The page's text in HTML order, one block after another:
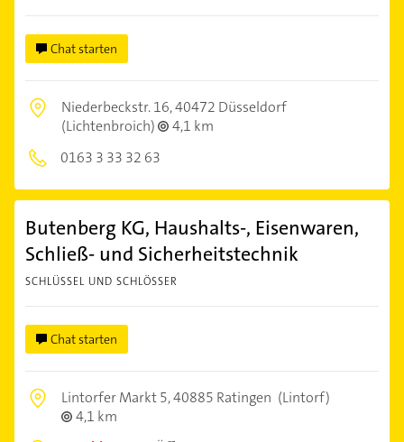
Chat starten
Niederbeckstr. 16,40472 Düsseldorf
(Lichtenbroich)
4,1 km
0163 3 33 32 63
Butenberg KG, Haushalts-, Eisenwaren,
Schließ- und Sicherheitstechnik
SCHLÜSSEL UND SCHLÖSSER
Chat starten
Lintorfer Markt 5,40885 Ratingen (Lintorf)
4,1 km